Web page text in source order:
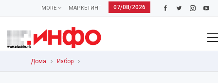
07/08/2026
МАРКЕТИНГ
MORE
Дома Избор